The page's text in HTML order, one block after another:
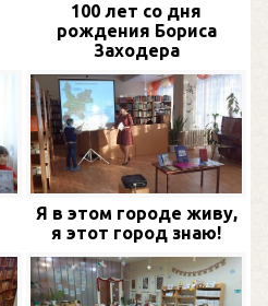
100 лет со дня
рождения Бориса
Заходера
Я в этом городе живу,
я этот город знаю!